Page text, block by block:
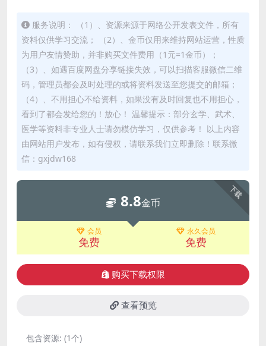
服务说明： （1）、资源来源于网络公开发表文件，所有
资料仅供学习交流； （2）、金币仅用来维持网站运营，性质
为用户友情赞助，并非购买文件费用（1元=1金币）；
（3）、如遇百度网盘分享链接失效，可以扫描客服微信二维
码，管理员都会及时处理的或将资料发送至您提交的邮箱；
（4）、不用担心不给资料，如果没有及时回复也不用担心，
看到了都会发给您的！放心！ 温馨提示：部分玄学、武术、
医学等资料非专业人士请勿模仿学习，仅供参考！ 以上内容
由网站用户发布，如有侵权，请联系我们立即删除！联系微
信：gxjdw168
下载
8.8金币
会员
免费
永久会员
免费
购买下载权限
查看预览
包含资源: (1个)